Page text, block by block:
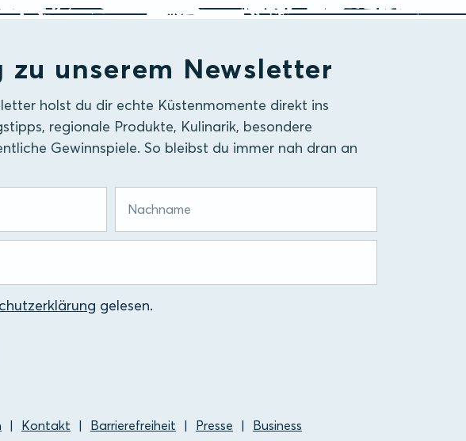
zu unserem Newsletter
holst du dir echte Küstenmomente direkt ins
regionale Produkte, Kulinarik, besondere
Gewinnspiele. So bleibst du immer nah dran an
gelesen.
Kontakt Barrierefreiheit Presse Business